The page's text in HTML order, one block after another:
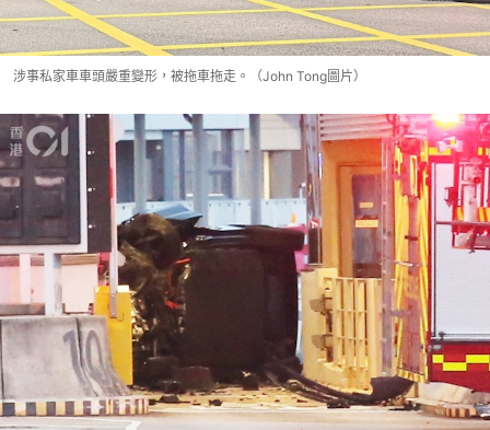
涉事私家車車頭嚴重變形，被拖車拖走。（John Tong圖片）